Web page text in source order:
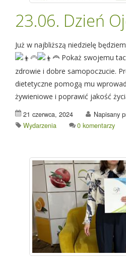
23.06. Dzień
Już w najbliższą niedzielę
Pokaż swojemu
zdrowie i dobre samopoczucie.
dietetyczne pomogą mu
żywieniowe i poprawić jakość
21 czerwca, 2024 Napisany
Wydarzenia
0 komentarzy